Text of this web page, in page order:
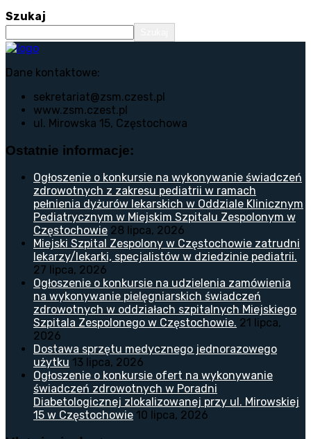
Szukaj
Dane kontaktowe:
sekretariat@zsm.czest.pl
www.zsm.czest.pl
ul. Mirowska 15, Częstochowa
Ostatnie informacje:
Ogłoszenie o konkursie na wykonywanie świadczeń
zdrowotnych z zakresu pediatrii w ramach
pełnienia dyżurów lekarskich w Oddziale Klinicznym
Pediatrycznym w Miejskim Szpitalu Zespolonym w
Częstochowie 28 lipca, 2026
Miejski Szpital Zespolony w Częstochowie zatrudni
lekarzy/lekarki, specjalistów w dziedzinie pediatrii.
27 lipca, 2026
Ogłoszenie o konkursie na udzielenia zamówienia
na wykonywanie pielęgniarskich świadczeń
zdrowotnych w oddziałach szpitalnych Miejskiego
Szpitala Zespolonego w Częstochowie. 21 lipca,
2026
Dostawa sprzętu medycznego jednorazowego
użytku 13 lipca, 2026
Ogłoszenie o konkursie ofert na wykonywanie
świadczeń zdrowotnych w Poradni
Diabetologicznej zlokalizowanej przy ul. Mirowskiej
15 w Częstochowie 10 lipca, 2026